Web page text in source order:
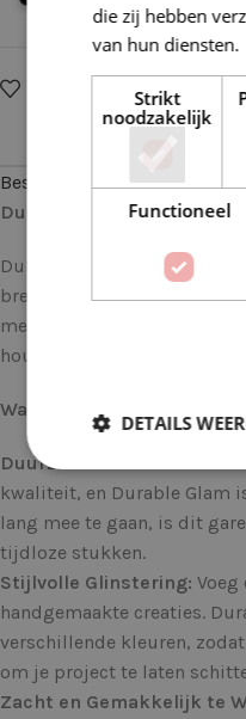
Op verlanglijstje
Beschrijving
Durable Glam 0316 Red:
Durable Glam brengt een
breiproject. Dit luxueuze
met een sprankelende
houdt van een beetje glitter
Waarom Durable Glam?
Duurzaamheid:
Durable
kwaliteit, en Durable Glam
lang mee te gaan, is dit
tijdloze stukken.
Stijlvolle Glinstering:
handgemaakte creaties.
verschillende kleuren,
om je project te laten
Zacht en Gemakkelijk te
die zij hebben
van hun diensten.
Strikt
noodzakelijk
Functioneel
DETAILS